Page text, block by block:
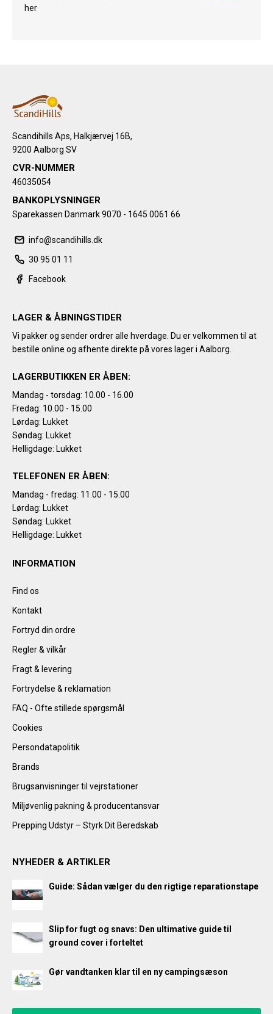
her
Scandihills Aps, Halkjærvej 16B,
9200 Aalborg SV
CVR-NUMMER
46035054
BANKOPLYSNINGER
Sparekassen Danmark 9070 - 1645 0061 66
info@scandihills.dk
30 95 01 11
Facebook
LAGER & ÅBNINGSTIDER
Vi pakker og sender ordrer alle hverdage. Du er velkommen til at
bestille online og afhente direkte på vores lager i Aalborg.
LAGERBUTIKKEN ER ÅBEN:
Mandag - torsdag: 10.00 - 16.00
Fredag: 10.00 - 15.00
Lørdag: Lukket
Søndag: Lukket
Helligdage: Lukket
TELEFONEN ER ÅBEN:
Mandag - fredag: 11.00 - 15.00
Lørdag: Lukket
Søndag: Lukket
Helligdage: Lukket
INFORMATION
Find os
Kontakt
Fortryd din ordre
Regler & vilkår
Fragt & levering
Fortrydelse & reklamation
FAQ - Ofte stillede spørgsmål
Cookies
Persondatapolitik
Brands
Brugsanvisninger til vejrstationer
Miljøvenlig pakning & producentansvar
Prepping Udstyr – Styrk Dit Beredskab
NYHEDER & ARTIKLER
Guide: Sådan vælger du den rigtige reparationstape
Slip for fugt og snavs: Den ultimative guide til
ground cover i forteltet
Gør vandtanken klar til en ny campingsæson